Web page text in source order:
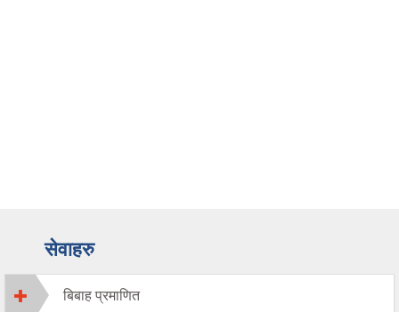
सेवाहरु
बिबाह प्रमाणित